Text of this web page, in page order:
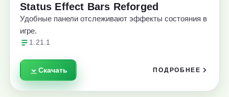
Status Effect Bars Reforged
Удобные панели отслеживают эффекты состояния в
игре.
1.21.1
Скачать ПОДРОБНЕЕ